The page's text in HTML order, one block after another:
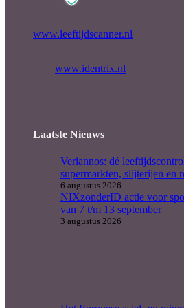
www.leeftijdscanner.nl
www.identrix.nl
Laatste Nieuws
Veriannos: dé
supermarkten, slijterijen en
6 augustus 2026
NIXzonderID actie voor
van 7 t/m 13 september
3 augustus 2026